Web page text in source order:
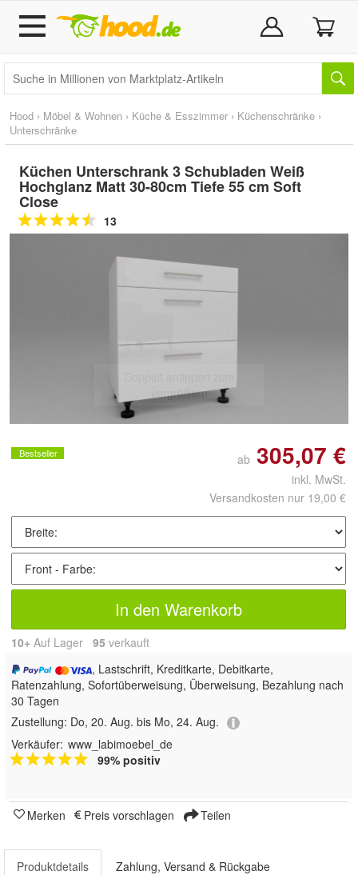
Hood › Möbel & Wohnen › Küche & Esszimmer › Küchenschränke ›
Unterschränke
Küchen Unterschrank 3 Schubladen Weiß
Hochglanz Matt 30-80cm Tiefe 55 cm Soft
Close
13
vergrößern
Bestseller ab 305,07 €
inkl. MwSt.
Versandkosten nur 19,00 €
In den Warenkorb
10+ Auf Lager 95 verkauft
, Lastschrift, Kreditkarte, Debitkarte,
Ratenzahlung, Sofortüberweisung, Überweisung, Bezahlung nach
30 Tagen
Zustellung: Do, 20. Aug. bis Mo, 24. Aug.
Verkäufer: www_labimoebel_de
99% positiv
Merken Preis vorschlagen Teilen
Produktdetails Zahlung, Versand & Rückgabe